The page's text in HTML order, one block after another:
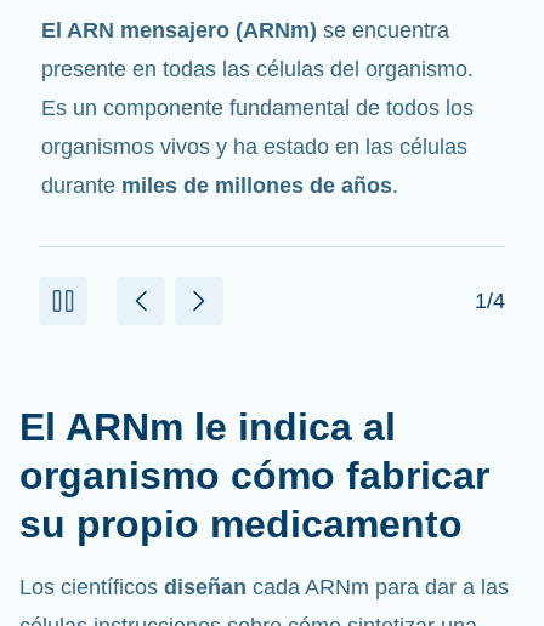
Como su nombre indica, el ARNm es un
mensajero. Interactúa con otros componentes
de las células que ayudan a sintetizar las
proteínas.
2/4
El ARNm le indica al
organismo cómo fabricar
su propio medicamento
Los científicos diseñan cada ARNm para dar a las